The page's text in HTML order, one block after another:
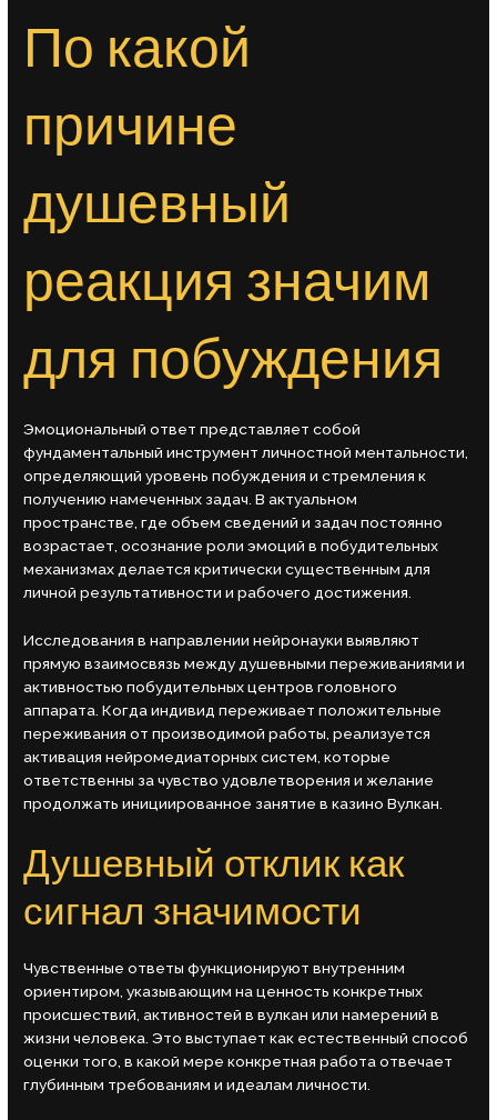
По какой
причине
душевный
реакция значим
для побуждения
Эмоциональный ответ представляет собой
фундаментальный инструмент личностной ментальности,
определяющий уровень побуждения и стремления к
получению намеченных задач. В актуальном
пространстве, где объем сведений и задач постоянно
возрастает, осознание роли эмоций в побудительных
механизмах делается критически существенным для
личной результативности и рабочего достижения.
Исследования в направлении нейронауки выявляют
прямую взаимосвязь между душевными переживаниями и
активностью побудительных центров головного
аппарата. Когда индивид переживает положительные
переживания от производимой работы, реализуется
активация нейромедиаторных систем, которые
ответственны за чувство удовлетворения и желание
продолжать инициированное занятие в казино Вулкан.
Душевный отклик как
сигнал значимости
Чувственные ответы функционируют внутренним
ориентиром, указывающим на ценность конкретных
происшествий, активностей ввулкан или намерений в
жизни человека. Это выступает как естественный способ
оценки того, в какой мере конкретная работа отвечает
глубинным требованиям и идеалам личности.